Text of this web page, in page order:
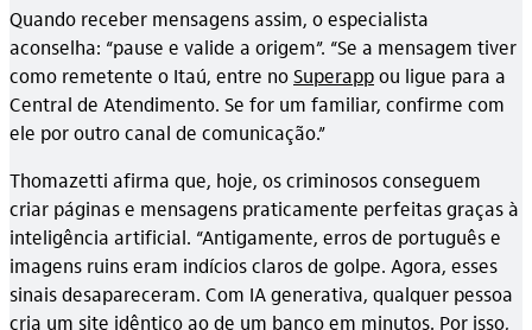
Quando receber mensagens assim, o especialista
aconselha: “pause e valide a origem”. “Se a mensagem tiver
como remetente o Itaú, entre noSuperappou ligue para a
Central de Atendimento. Se for um familiar, confirme com
ele por outro canal de comunicação.”
Thomazetti afirma que, hoje, os criminosos conseguem
criar páginas e mensagens praticamente perfeitas graças à
inteligência artificial. “Antigamente, erros de português e
imagens ruins eram indícios claros de golpe. Agora, esses
sinais desapareceram. Com IA generativa, qualquer pessoa
cria um site idêntico ao de um banco em minutos. Por isso,